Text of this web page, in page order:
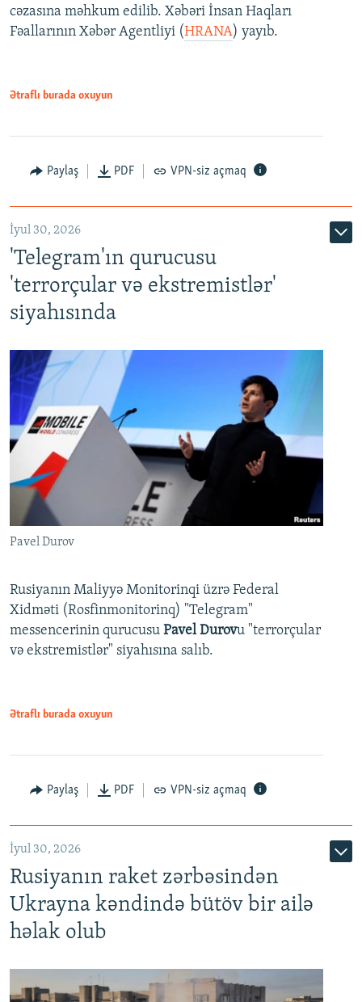
cəzasına məhkum edilib. Xəbəri İnsan Haqları
Fəallarının Xəbər Agentliyi (HRANA) yayıb.
Ətraflı burada oxuyun
Paylaş PDF VPN-siz açmaq
İyul 30, 2026
'Telegram'ın qurucusu
'terrorçular və ekstremistlər'
siyahısında
Pavel Durov
Rusiyanın Maliyyə Monitorinqi üzrə Federal
Xidməti (Rosfinmonitorinq) "Telegram"
messencerinin qurucusu Pavel Durovu "terrorçular
və ekstremistlər" siyahısına salıb.
Ətraflı burada oxuyun
Paylaş PDF VPN-siz açmaq
İyul 30, 2026
Rusiyanın raket zərbəsindən
Ukrayna kəndində bütöv bir ailə
həlak olub